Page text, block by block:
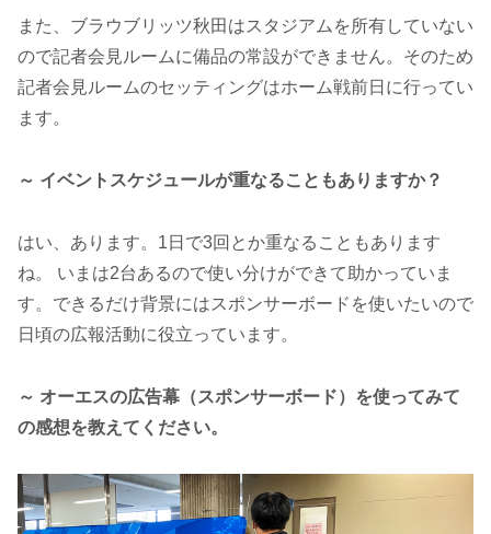
また、ブラウブリッツ秋田はスタジアムを所有していない
ので記者会見ルームに備品の常設ができません。そのため
記者会見ルームのセッティングはホーム戦前日に行ってい
ます。
～ イベントスケジュールが重なることもありますか？
はい、あります。1日で3回とか重なることもあります
ね。 いまは2台あるので使い分けができて助かっていま
す。できるだけ背景にはスポンサーボードを使いたいので
日頃の広報活動に役立っています。
～ オーエスの広告幕（スポンサーボード）を使ってみて
の感想を教えてください。